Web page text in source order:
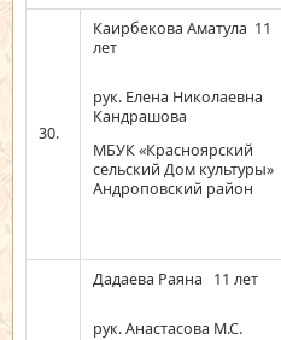
30.
Каирбекова Аматула 11
лет
рук. Елена Николаевна
Кандрашова
МБУК «Красноярский
сельский Дом культуры»
Андроповский район
Дадаева Раяна 11 лет
рук. Анастасова М.С.